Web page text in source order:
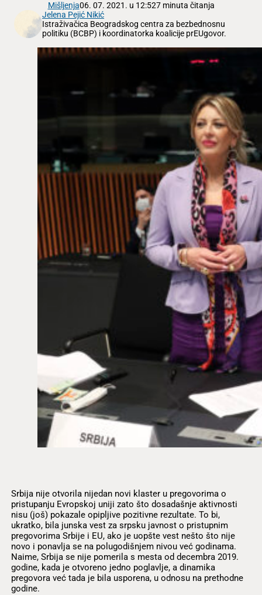
Mišljenja06. 07. 2021. u 12:527 minuta čitanja
Jelena Pejić Nikić
Istraživačica Beogradskog centra za bezbednosnu
politiku (BCBP) i koordinatorka koalicije prEUgovor.
Srbija nije otvorila nijedan novi klaster u pregovorima o
pristupanju Evropskoj uniji zato što dosadašnje aktivnosti
nisu (još) pokazale opipljive pozitivne rezultate. To bi,
ukratko, bila junska vest za srpsku javnost o pristupnim
pregovorima Srbije i EU, ako je uopšte vest nešto što nije
novo i ponavlja se na polugodišnjem nivou već godinama.
Naime, Srbija se nije pomerila s mesta od decembra 2019.
godine, kada je otvoreno jedno poglavlje, a dinamika
pregovora već tada je bila usporena, u odnosu na prethodne
godine.